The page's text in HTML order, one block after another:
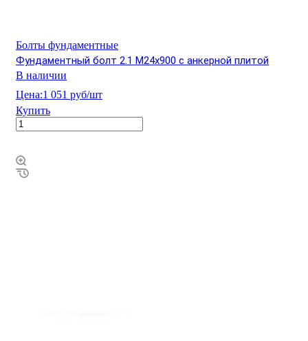
Болты фундаментные
Фундаментный болт 2.1 М24х900 с анкерной плитой
В наличии
Цена:1 051 руб/шт
Купить